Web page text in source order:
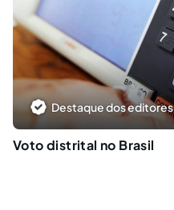
Destaque dos editores
Voto distrital no Brasil